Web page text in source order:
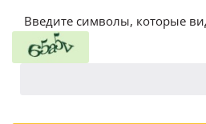
Введите символы, которые